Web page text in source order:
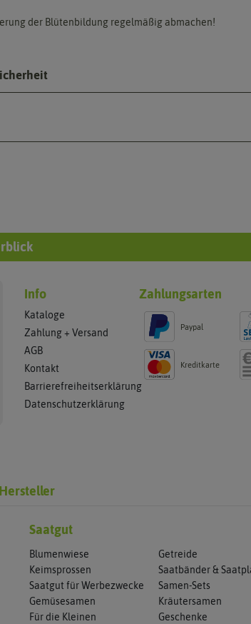
der Blütenbildung regelmäßig abmachen!
Info
Kataloge
Zahlung + Versand
AGB
Kontakt
Barrierefreiheitserklärung
Datenschutzerklärung
Zahlungsarten
Paypal
Kreditkarte
Saatgut
Blumenwiese
Getreide
Keimsprossen
Saatbänder &
Saatgut für Werbezwecke
Samen-Sets
Gemüsesamen
Kräutersamen
Für die Kleinen
Geschenke